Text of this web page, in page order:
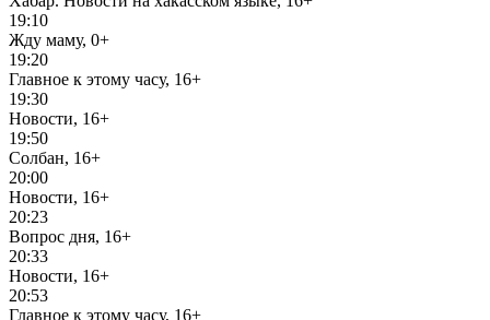
19:10
Жду маму, 0+
19:20
Главное к этому часу, 16+
19:30
Новости, 16+
19:50
Солбан, 16+
20:00
Новости, 16+
20:23
Вопрос дня, 16+
20:33
Новости, 16+
20:53
Главное к этому часу, 16+